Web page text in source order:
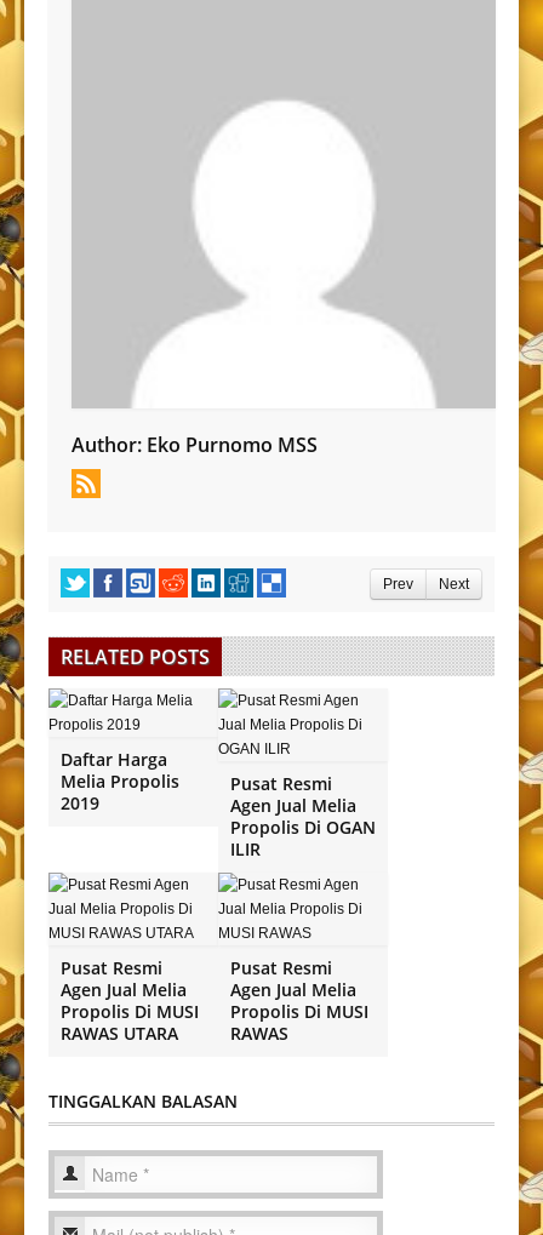
Author: Eko Purnomo MSS
Prev Next
RELATED POSTS
Daftar Harga
Melia Propolis
2019
Pusat Resmi
Agen Jual Melia
Propolis Di OGAN
ILIR
Pusat Resmi
Agen Jual Melia
Propolis Di MUSI
RAWAS UTARA
Pusat Resmi
Agen Jual Melia
Propolis Di MUSI
RAWAS
TINGGALKAN BALASAN